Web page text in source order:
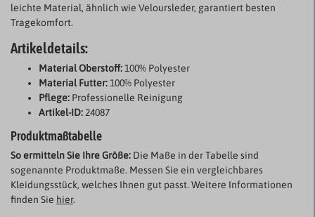
leichte Material, ähnlich wie Veloursleder, garantiert besten
Tragekomfort.
Artikeldetails:
Material Oberstoff:100% Polyester
Material Futter:100% Polyester
Pflege: Professionelle Reinigung
Artikel-ID:24087
Produktmaßtabelle
So ermitteln Sie Ihre Größe: Die Maße in der Tabelle sind
sogenannte Produktmaße. Messen Sie ein vergleichbares
Kleidungsstück, welches Ihnen gut passt. Weitere Informationen
finden Sie hier.